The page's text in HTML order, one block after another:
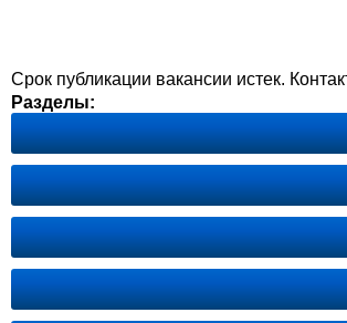
Срок публикации вакансии истек.
Разделы: